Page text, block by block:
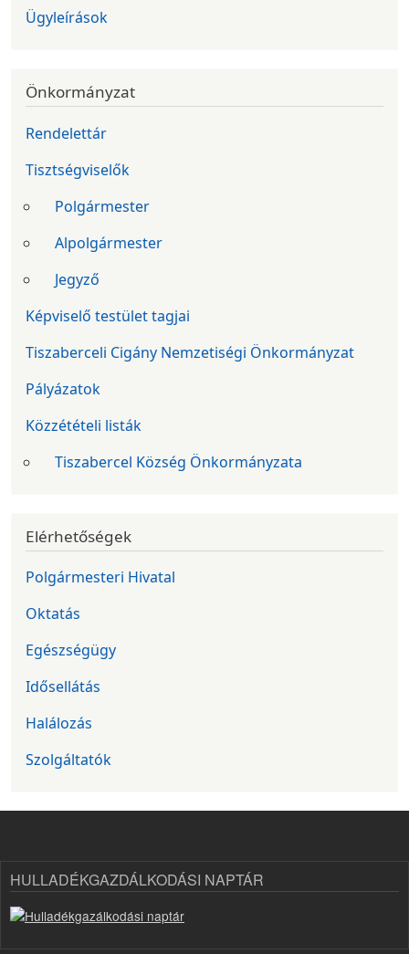
Ügyleírások
Önkormányzat
Rendelettár
Tisztségviselők
Polgármester
Alpolgármester
Jegyző
Képviselő testület tagjai
Tiszaberceli Cigány Nemzetiségi Önkormányzat
Pályázatok
Közzétételi listák
Tiszabercel Község Önkormányzata
Elérhetőségek
Polgármesteri Hivatal
Oktatás
Egészségügy
Idősellátás
Halálozás
Szolgáltatók
HULLADÉKGAZDÁLKODÁSI NAPTÁR